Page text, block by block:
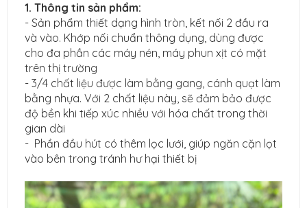
1. Thông tin sản phẩm:
- Sản phẩm thiết dạng hình tròn, kết nối 2 đầu ra
và vào. Khớp nối chuẩn thông dụng, dùng được
cho đa phần các máy nén, máy phun xịt có mặt
trên thị trường
- 3/4 chất liệu được làm bằng gang, cánh quạt làm
bằng nhựa. Với 2 chất liệu này, sẽ đảm bảo được
độ bền khi tiếp xúc nhiều với hóa chất trong thời
gian dài
- Phần đầu hút có thêm lọc lưới, giúp ngăn cặn lọt
vào bên trong tránh hư hại thiết bị